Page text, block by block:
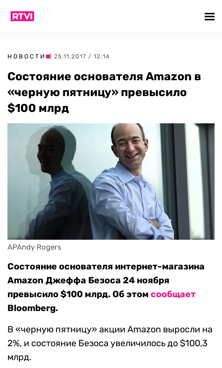
НОВОСТИ | 25.11.2017 / 12:14
Состояние основателя Amazon в
«черную пятницу» превысило
$100 млрд
APAndy Rogers
Состояние основателя интернет-магазина
Amazon Джеффа Безоса 24 ноября
превысило $100 млрд. Об этом сообщает
Bloomberg.
В «черную пятницу» акции Amazon выросли на
2%, и состояние Безоса увеличилось до $100,3
млрд.